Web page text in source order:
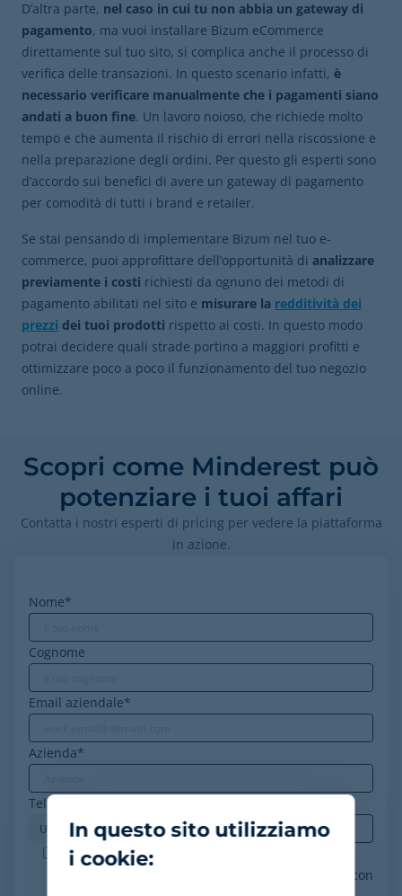
D’altra parte, nel caso in cui tu non abbia un gateway di
pagamento, ma vuoi installare Bizum eCommerce
direttamente sul tuo sito, si complica anche il processo di
verifica delle transazioni. In questo scenario infatti, è
necessario verificare manualmente che i pagamenti siano
andati a buon fine. Un lavoro noioso, che richiede molto
tempo e che aumenta il rischio di errori nella riscossione e
nella preparazione degli ordini. Per questo gli esperti sono
d’accordo sui benefici di avere un gateway di pagamento
per comodità di tutti i brand e retailer.
Se stai pensando di implementare Bizum nel tuo e-
commerce, puoi approfittare dell’opportunità di analizzare
previamente i costi richiesti da ognuno dei metodi di
pagamento abilitati nel sito e misurare la redditività dei
prezzi dei tuoi prodotti rispetto ai costi. In questo modo
potrai decidere quali strade portino a maggiori profitti e
ottimizzare poco a poco il funzionamento del tuo negozio
online.
Scopri come Minderest può
potenziare i tuoi affari
Contatta i nostri esperti di pricing per vedere la piattaforma
in azione.
Nome*
Cognome
Email aziendale*
Azienda*
Telephone
Minderest è un'azienda certificata ISO-27001.
Accetto il trattamento dei miei dati in conformità con
In questo sito utilizziamo
i cookie: